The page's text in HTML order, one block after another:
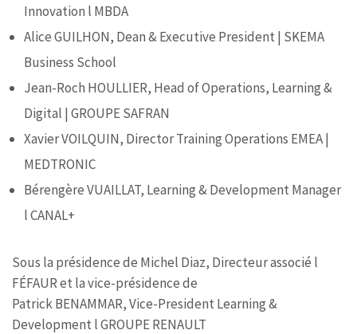
Innovation l MBDA
Alice GUILHON, Dean & Executive President | SKEMA
Business School
Jean-Roch HOULLIER, Head of Operations, Learning &
Digital | GROUPE SAFRAN
Xavier VOILQUIN, Director Training Operations EMEA |
MEDTRONIC
Bérengère VUAILLAT, Learning & Development Manager
l CANAL+
Sous la présidence de Michel Diaz, Directeur associé l
FÉFAUR et la vice-présidence de
Patrick BENAMMAR, Vice-President Learning &
Development l GROUPE RENAULT